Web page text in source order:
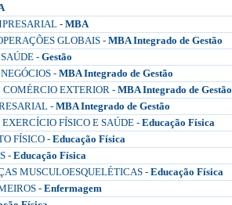
- MBA
GLOBAIS - MBA Integrado de Gestão
- Gestão
- MBA Integrado de Gestão
EXTERIOR - MBA Integrado de Gestão
- MBA Integrado de Gestão
FÍSICO E SAÚDE - Educação Física
FÍSICO - Educação Física
- Educação Física
MUSCULOESQUELÉTICAS - Educação Física
- Enfermagem